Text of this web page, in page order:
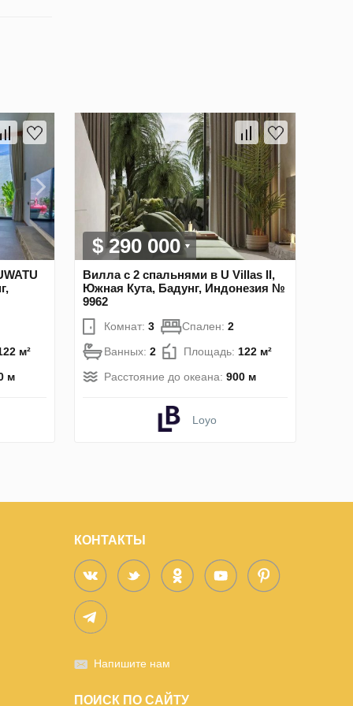
м²
м
$ 290 000
Вилла с 2 спальнями в U Villas II,
Южная Кута, Бадунг, Индонезия №
9962
Комнат: 3 Спален: 2
Ванных: 2 Площадь: 122 м²
Расстояние до океана: 900 м
Loyo
КОНТАКТЫ
Напишите нам
ПОИСК ПО САЙТУ